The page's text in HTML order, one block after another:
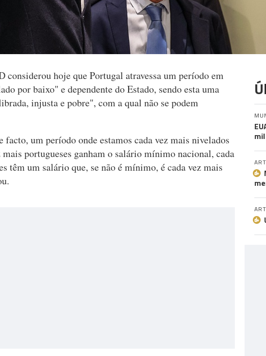
considerou hoje que Portugal atravessa um período em
por baixo" e dependente do Estado, sendo esta uma
injusta e pobre", com a qual não se podem
facto, um período onde estamos cada vez mais nivelados
portugueses ganham o salário mínimo nacional, cada
têm um salário que, se não é mínimo, é cada vez mais